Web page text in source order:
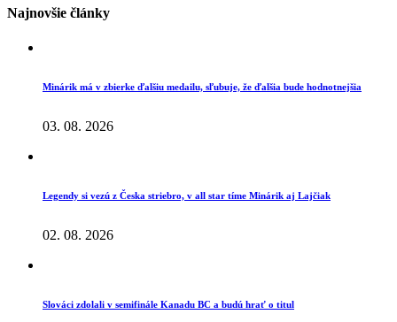
Najnovšie články
Minárik má v zbierke ďalšiu medailu, sľubuje, že ďalšia bude hodnotnejšia
03. 08. 2026
Legendy si vezú z Česka striebro, v all star tíme Minárik aj Lajčiak
02. 08. 2026
Slováci zdolali v semifinále Kanadu BC a budú hrať o titul